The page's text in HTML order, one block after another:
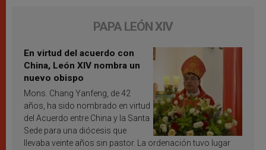
PAPA LEÓN XIV
En virtud del acuerdo con
China, León XIV nombra un
nuevo obispo
Mons. Chang Yanfeng, de 42
años, ha sido nombrado en virtud
del Acuerdo entre China y la Santa
Sede para una diócesis que
llevaba veinte años sin pastor. La ordenación tuvo lugar